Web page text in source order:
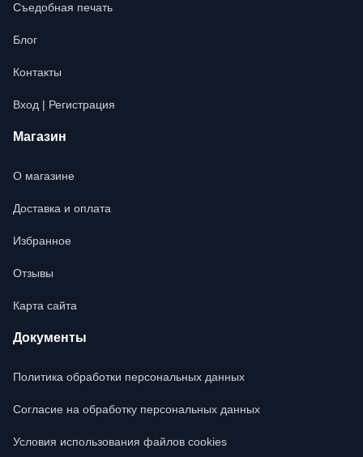
Съедобная печать
Блог
Контакты
Вход | Регистрация
Магазин
О магазине
Доставка и оплата
Избранное
Отзывы
Карта сайта
Документы
Политика обработки персональных данных
Согласие на обработку персональных данных
Условия использования файлов cookies